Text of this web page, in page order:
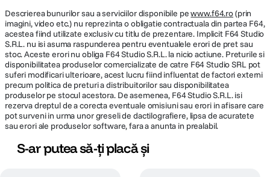
Descrierea bunurilor sau a serviciilor disponibile pewww.f64.ro(prin
imagini, video etc.) nu reprezinta o obligatie contractuala din partea F64,
acestea fiind utilizate exclusiv cu titlu de prezentare. Implicit F64 Studio
S.R.L. nu isi asuma raspunderea pentru eventualele erori de pret sau
stoc. Aceste erori nu obliga F64 Studio S.R.L. la nicio actiune. Preturile si
disponibilitatea produselor comercializate de catre F64 Studio SRL pot
suferi modificari ulterioare, acest lucru fiind influentat de factori externi
precum politica de preturi a distribuitorilor sau disponibilitatea
produselor pe stocul acestora. De asemenea, F64 Studio S.R.L. isi
rezerva dreptul de a corecta eventuale omisiuni sau erori in afisare care
pot surveni in urma unor greseli de dactilografiere, lipsa de acuratete
sau erori ale produselor software, fara a anunta in prealabil.
S-ar putea să-ți placă și